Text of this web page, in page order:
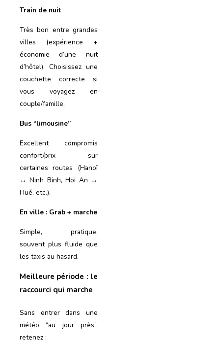
Train de nuit
Très bon entre grandes
villes (expérience +
économie d’une nuit
d’hôtel). Choisissez une
couchette correcte si
vous voyagez en
couple/famille.
Bus “limousine”
Excellent compromis
confort/prix sur
certaines routes (Hanoï
↔ Ninh Binh, Hoi An ↔
Hué, etc.).
En ville : Grab + marche
Simple, pratique,
souvent plus fluide que
les taxis au hasard.
Meilleure période : le
raccourci qui marche
Sans entrer dans une
météo “au jour près”,
retenez :